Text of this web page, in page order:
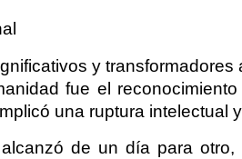
y
fue el
una ruptura intelectual
de un día para